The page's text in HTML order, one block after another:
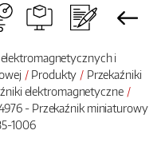
i
Produkty
Przekaźniki
elektromagnetyczne
- Przekaźnik miniaturowy
1006